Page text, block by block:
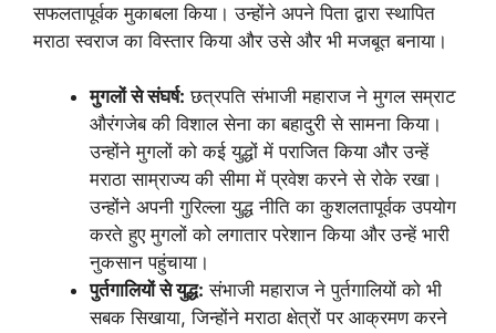
सफलतापूर्वक मुकाबला किया। उन्होंने अपने पिता द्वारा स्थापित
मराठा स्वराज का विस्तार किया और उसे और भी मजबूत बनाया।
मुगलों से संघर्ष: छत्रपति संभाजी महाराज ने मुगल सम्राट
औरंगजेब की विशाल सेना का बहादुरी से सामना किया।
उन्होंने मुगलों को कई युद्धों में पराजित किया और उन्हें
मराठा साम्राज्य की सीमा में प्रवेश करने से रोके रखा।
उन्होंने अपनी गुरिल्ला युद्ध नीति का कुशलतापूर्वक उपयोग
करते हुए मुगलों को लगातार परेशान किया और उन्हें भारी
नुकसान पहुंचाया।
पुर्तगालियों से युद्ध: संभाजी महाराज ने पुर्तगालियों को भी
सबक सिखाया, जिन्होंने मराठा क्षेत्रों पर आक्रमण करने